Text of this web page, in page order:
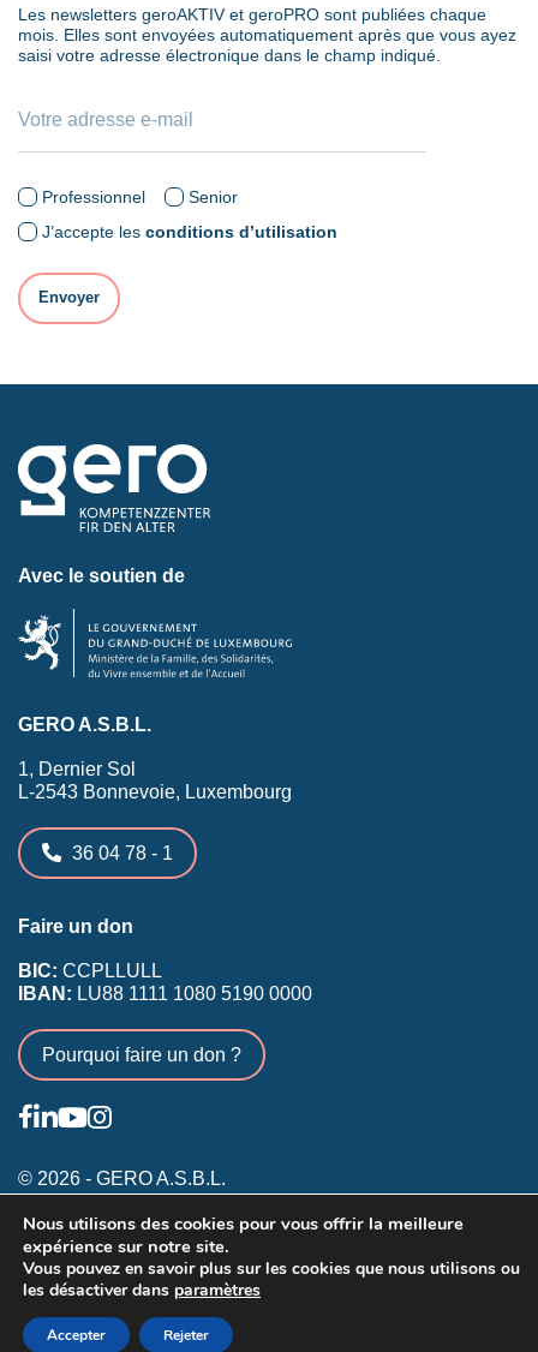
Les newsletters geroAKTIV et geroPRO sont publiées chaque
mois. Elles sont envoyées automatiquement après que vous ayez
saisi votre adresse électronique dans le champ indiqué.
Professionnel
Senior
J’accepte les conditions d’utilisation
Avec le soutien de
GERO A.S.B.L.
1, Dernier Sol
L-2543 Bonnevoie, Luxembourg
36 04 78 - 1
Faire un don
BIC: CCPLLULL
IBAN: LU88 1111 1080 5190 0000
Pourquoi faire un don ?
© 2026 - GERO A.S.B.L.
Conditions générales
Inscription membres existants
Annonceurs
Nous utilisons des cookies pour vous offrir la meilleure
expérience sur notre site.
Vous pouvez en savoir plus sur les cookies que nous utilisons ou
les désactiver dans paramètres
Accepter Rejeter